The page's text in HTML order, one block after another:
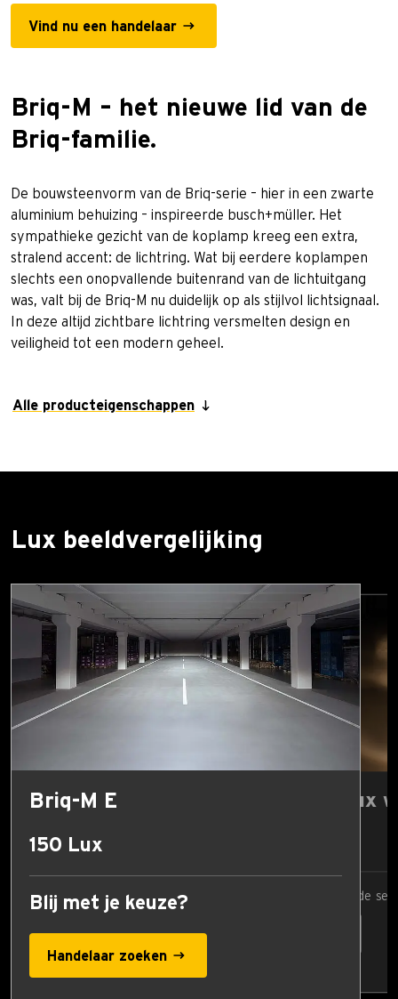
Vind nu een handelaar
Briq-M – het nieuwe lid van de
Briq-familie.
De bouwsteenvorm van de Briq-serie – hier in een zwarte
aluminium behuizing – inspireerde busch+müller. Het
sympathieke gezicht van de koplamp kreeg een extra,
stralend accent: de lichtring. Wat bij eerdere koplampen
slechts een onopvallende buitenrand van de lichtuitgang
was, valt bij de Briq-M nu duidelijk op als stijlvol lichtsignaal.
In deze altijd zichtbare lichtring versmelten design en
veiligheid tot een modern geheel.
Alle producteigenschappen
Lux beeldvergelijking
Briq-M E
150 Lux
Blij met je keuze?
Handelaar zoeken
Vergelijk Lux
Vergelijkingswaarde